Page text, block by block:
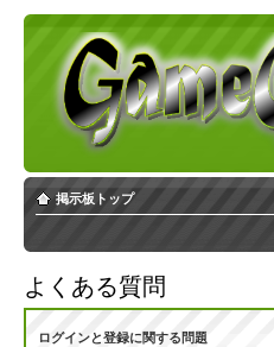
掲示板トップ
よくある質問
ログインと登録に関する問題